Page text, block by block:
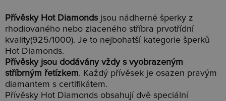
Přívěsky Hot Diamonds jsou nádherné šperky z
rhodiovaného nebo zlaceného stříbra prvotřídní
kvality(925/1000). Je to nejbohatší kategorie šperků
Hot Diamonds.
Přívěsky jsou dodávány vždy s vyobrazeným
stříbrným řetízkem. Každý přívěsek je osazen pravým
diamantem s certifikátem.
Přívěsky Hot Diamonds obsahují dvě speciální